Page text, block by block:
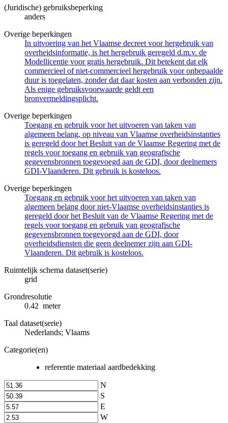
(Juridische) gebruiksbeperking
anders
Overige beperkingen
In uitvoering van het Vlaamse decreet voor hergebruik van
overheidsinformatie, is het hergebruik geregeld d.m.v. de
Modellicentie voor gratis hergebruik. Dit betekent dat elk
commercieel of niet-commercieel hergebruik voor onbepaalde
duur is toegelaten, zonder dat daar kosten aan verbonden zijn.
Als enige gebruiksvoorwaarde geldt een
bronvermeldingsplicht.
Overige beperkingen
Toegang en gebruik voor het uitvoeren van taken van
algemeen belang, op niveau van Vlaamse overheidsinstanties
is geregeld door het Besluit van de Vlaamse Regering met de
regels voor toegang en gebruik van geografische
gegevensbronnen toegevoegd aan de GDI, door deelnemers
GDI-Vlaanderen. Dit gebruik is kosteloos.
Overige beperkingen
Toegang en gebruik voor het uitvoeren van taken van
algemeen belang door niet-Vlaamse overheidsinstanties is
geregeld door het Besluit van de Vlaamse Regering met de
regels voor toegang en gebruik van geografische
gegevensbronnen toegevoegd aan de GDI, door
overheidsdiensten die geen deelnemer zijn aan GDI-
Vlaanderen. Dit gebruik is kosteloos.
Ruimtelijk schema dataset(serie)
grid
Grondresolutie
0.42 meter
Taal dataset(serie)
Nederlands; Vlaams
Categorie(en)
referentie materiaal aardbedekking
N
S
E
W